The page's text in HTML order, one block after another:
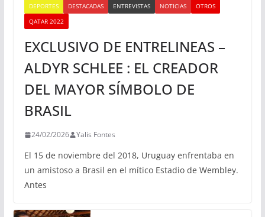
DEPORTES DESTACADAS ENTREVISTAS NOTICIAS
OTROS
QATAR 2022
EXCLUSIVO DE ENTRELINEAS –
ALDYR SCHLEE : EL CREADOR
DEL MAYOR SÍMBOLO DE
BRASIL
24/02/2026 Yalis Fontes
El 15 de noviembre del 2018, Uruguay enfrentaba en
un amistoso a Brasil en el mítico Estadio de Wembley.
Antes